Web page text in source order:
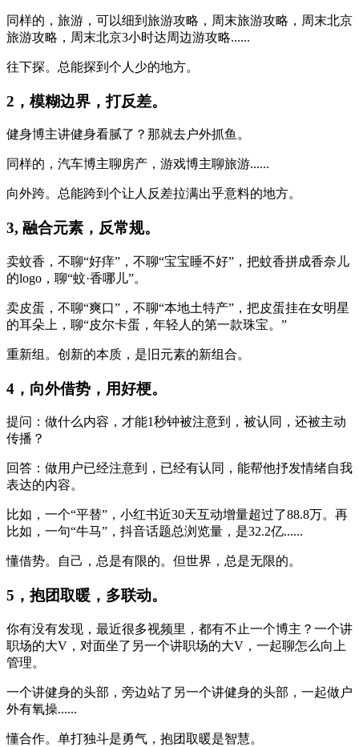
同样的，旅游，可以细到旅游攻略，周末旅游攻略，周末北京
旅游攻略，周末北京3小时达周边游攻略......
往下探。总能探到个人少的地方。
2，模糊边界，打反差。
健身博主讲健身看腻了？那就去户外抓鱼。
同样的，汽车博主聊房产，游戏博主聊旅游......
向外跨。总能跨到个让人反差拉满出乎意料的地方。
3, 融合元素，反常规。
卖蚊香，不聊“好痒”，不聊“宝宝睡不好”，把蚊香拼成香奈儿
的logo，聊“蚊·香哪儿”。
卖皮蛋，不聊“爽口”，不聊“本地土特产”，把皮蛋挂在女明星
的耳朵上，聊“皮尔卡蛋，年轻人的第一款珠宝。”
重新组。创新的本质，是旧元素的新组合。
4，向外借势，用好梗。
提问：做什么内容，才能1秒钟被注意到，被认同，还被主动
传播？
回答：做用户已经注意到，已经有认同，能帮他抒发情绪自我
表达的内容。
比如，一个“平替”，小红书近30天互动增量超过了88.8万。再
比如，一句“牛马”，抖音话题总浏览量，是32.2亿......
懂借势。自己，总是有限的。但世界，总是无限的。
5，抱团取暖，多联动。
你有没有发现，最近很多视频里，都有不止一个博主？一个讲
职场的大V，对面坐了另一个讲职场的大V，一起聊怎么向上
管理。
一个讲健身的头部，旁边站了另一个讲健身的头部，一起做户
外有氧操......
懂合作。单打独斗是勇气，抱团取暖是智慧。